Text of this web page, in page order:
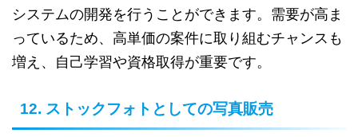
システムの開発を行うことができます。需要が高ま
っているため、高単価の案件に取り組むチャンスも
増え、自己学習や資格取得が重要です。
12. ストックフォトとしての写真販売